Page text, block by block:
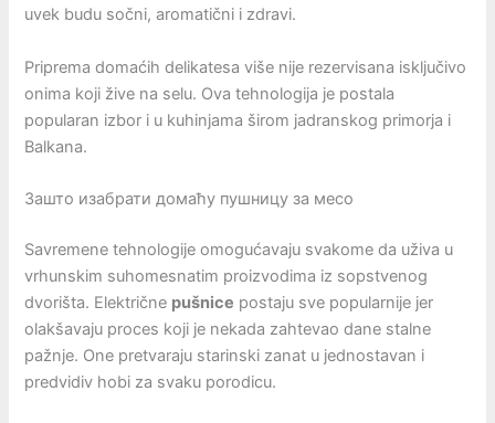
uvek budu sočni, aromatični i zdravi.
Priprema domaćih delikatesa više nije rezervisana isključivo
onima koji žive na selu. Ova tehnologija je postala
popularan izbor i u kuhinjama širom jadranskog primorja i
Balkana.
Зашто изабрати домаћу пушницу за месо
Savremene tehnologije omogućavaju svakome da uživa u
vrhunskim suhomesnatim proizvodima iz sopstvenog
dvorišta. Električne pušnice postaju sve popularnije jer
olakšavaju proces koji je nekada zahtevao dane stalne
pažnje. One pretvaraju starinski zanat u jednostavan i
predvidiv hobi za svaku porodicu.